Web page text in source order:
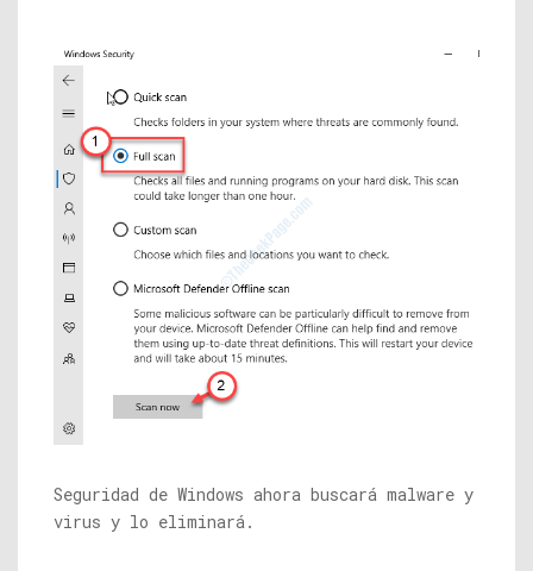
Seguridad de Windows ahora buscará malware y
virus y lo eliminará.